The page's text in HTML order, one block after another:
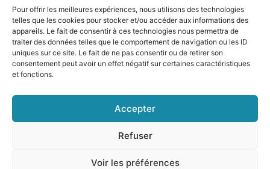
Pour offrir les meilleures expériences, nous utilisons des technologies
telles que les cookies pour stocker et/ou accéder aux informations des
appareils. Le fait de consentir à ces technologies nous permettra de
traiter des données telles que le comportement de navigation ou les ID
uniques sur ce site. Le fait de ne pas consentir ou de retirer son
consentement peut avoir un effet négatif sur certaines caractéristiques
et fonctions.
Accepter
Refuser
Voir les préférences
b
o
o
k
-
f
a
g
r
a
m
e
d
i
n
-
i
Aderisce ad
2026 CCINICE. Pubblicato daGroup Easy Marketing